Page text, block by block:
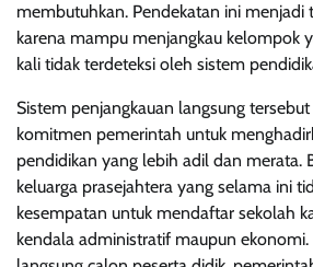
membutuhkan. Pendekatan ini menjadi
karena mampu menjangkau kelompok
kali tidak terdeteksi oleh sistem
Sistem penjangkauan langsung
komitmen pemerintah untuk
pendidikan yang lebih adil dan merata.
keluarga prasejahtera yang selama ini
kesempatan untuk mendaftar sekolah
kendala administratif maupun